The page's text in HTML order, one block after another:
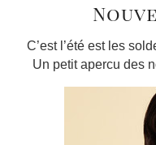
C’est l’été est les
Un petit apercu des